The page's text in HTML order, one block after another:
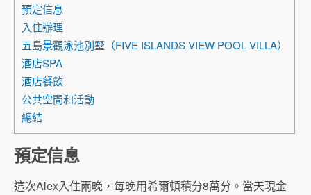
預定信息
入住辦理
五島景觀泳池別墅（FIVE ISLANDS VIEW POOL VILLA）
酒店SPA
酒店餐飲
公共空間和活動
總結
預定信息
這次Alex入住兩晚，每晚用希爾頓積分8萬分。當天現金